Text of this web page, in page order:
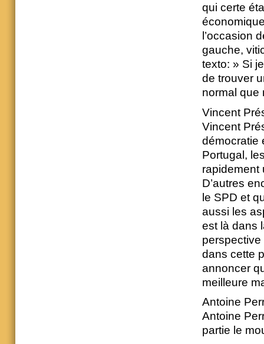
qui certe
l’occasion
gauche,
texto: » Si
de trouver
normal que
Vincent
Vincent
démocratie
Portugal,
rapidement
D’autres
le SPD et
aussi les
est là dans
dans cette
annoncer
meilleure
Antoine
Antoine
partie le